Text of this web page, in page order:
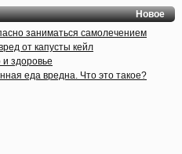
Новое
заниматься самолечением
от капусты кейл
и здоровье
еда вредна. Что это такое?